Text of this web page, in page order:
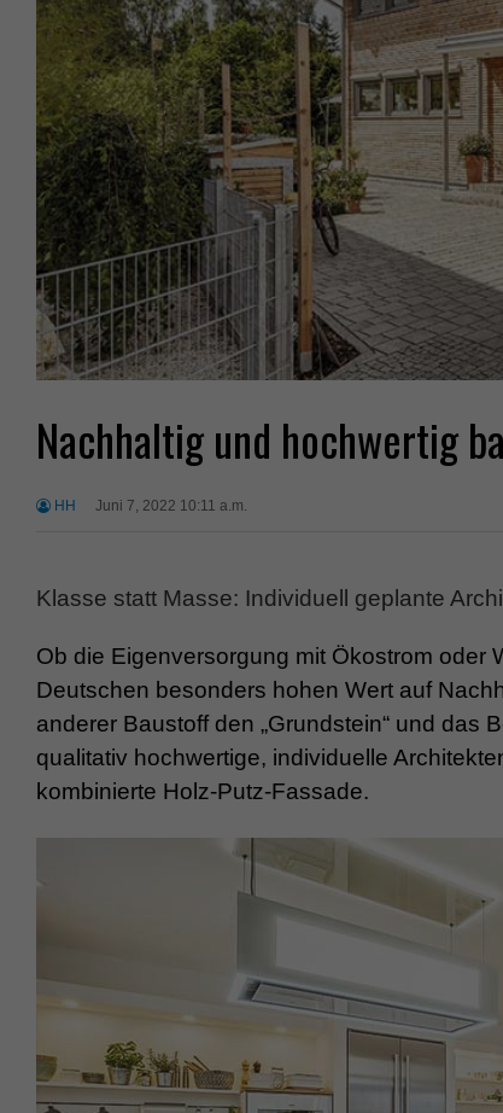
Nachhaltig und hochwertig
HH Juni 7, 2022 10:11 a.m.
Klasse statt Masse: Individuell geplante
Ob die Eigenversorgung mit Ökostrom oder
Deutschen besonders hohen Wert auf
anderer Baustoff den „Grundstein“ und das
qualitativ hochwertige, individuelle
kombinierte Holz-Putz-Fassade.